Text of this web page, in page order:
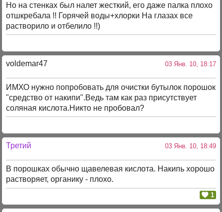
Но на стенках был налет жесткий, его даже палка плохо
отшкребала !! Горячей воды+хлорки На глазах все
растворило и отбелило !!)
voldemar47 03 Янв. 10, 18:17
ИМХО нужно попробовать для очистки бутылок порошок
"средство от накипи".Ведь там как раз присутствует
соляная кислота.Никто не пробовал?
Третий 03 Янв. 10, 18:49
В порошках обычно щавелевая кислота. Накипь хорошо
растворяет, органику - плохо.
1